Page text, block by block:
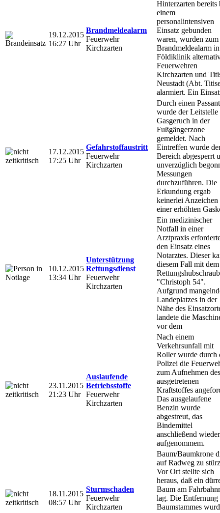
19.12.2015
16:27 Uhr
Brandmeldealarm
Feuerwehr
Kirchzarten
Hinterzarten bereits
einem
personalintensiven
Einsatz gebunden
waren, wurden zum
Brandmeldealarm
Földiklinik
Feuerwehren
Kirchzarten und
Neustadt (Abt.
alarmiert. Ein
17.12.2015
17:25 Uhr
Gefahrstoffaustritt
Feuerwehr
Kirchzarten
Durch einen Passant
wurde der Leitstelle
Gasgeruch in der
Fußgängerzone
gemeldet. Nach
Eintreffen wurde
Bereich abgesperrt
unverzüglich
Messungen
durchzuführen. Die
Erkundung ergab
keinerlei Anzeichen
einer erhöhten
10.12.2015
13:34 Uhr
Unterstützung
Rettungsdienst
Feuerwehr
Kirchzarten
Ein medizinischer
Notfall in einer
Arztpraxis
den Einsatz eines
Notarztes. Dieser
diesem Fall mit dem
"Christoph 54".
Aufgrund
Landeplatzes in der
Nähe des
landete die
vor dem
23.11.2015
21:23 Uhr
Auslaufende
Betriebsstoffe
Feuerwehr
Kirchzarten
Nach einem
Verkehrsunfall mit
Roller wurde durch
Polizei die
zum Aufnehmen des
ausgetretenen
Kraftstoffes
Das ausgelaufene
Benzin wurde
abgestreut, das
Bindemittel
anschließend wieder
aufgenommem.
18.11.2015
08:57 Uhr
Sturmschaden
Feuerwehr
Kirchzarten
Baum/Baumkrone
auf Radweg zu
Vor Ort stellte sich
heraus, daß ein
Baum am
lag. Die Entfernung
Baumstammes